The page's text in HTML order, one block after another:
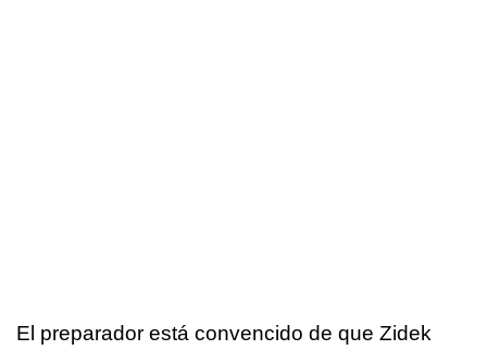
El preparador está convencido de que Zidek